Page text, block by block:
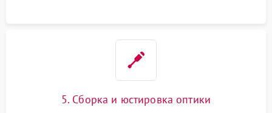
5. Сборка и юстировка оптики